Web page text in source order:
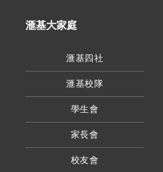
滙基大家庭
滙基四社
滙基校隊
學生會
家長會
校友會